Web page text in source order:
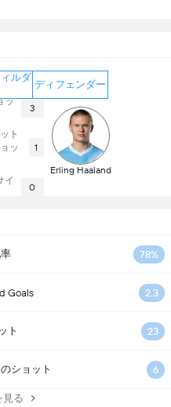
ルダ
ディフェンダー
ッ
3
ト
ッ
1
イ
0
Erling Haaland
78%
Goals 2.3
ト 23
ショット 6
る